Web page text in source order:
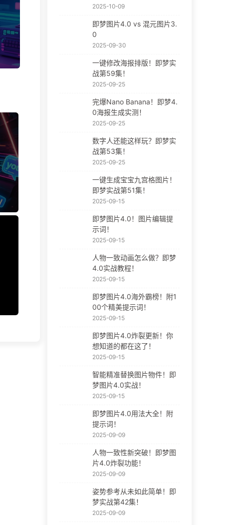
2025-10-09
即梦图片4.0 vs 混元图片3.
0
2025-09-30
一键修改海报排版！即梦实
战第59集！
2025-09-25
完爆Nano Banana！即梦4.
0海报生成实测！
2025-09-25
数字人还能这样玩？即梦实
战第53集！
2025-09-25
一键生成宝宝九宫格图片！
即梦实战第51集！
2025-09-15
即梦图片4.0！图片编辑提
示词！
2025-09-15
人物一致动画怎么做？即梦
4.0实战教程！
2025-09-15
即梦图片4.0海外霸榜！附1
00个精美提示词！
2025-09-15
即梦图片4.0炸裂更新！你
想知道的都在这了！
2025-09-15
智能精准替换图片物件！即
梦图片4.0实战！
2025-09-15
即梦图片4.0用法大全！附
提示词！
2025-09-09
人物一致性新突破！即梦图
片4.0炸裂功能！
2025-09-09
姿势参考从未如此简单！即
梦实战第42集！
2025-09-09